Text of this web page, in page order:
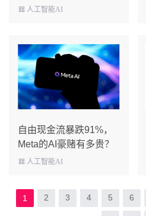
十亿人将拥有专属智能
人工智能AI
自由现金流暴跌91%，
Meta的AI豪赌有多贵？
人工智能AI
1 2 3 4 5 6